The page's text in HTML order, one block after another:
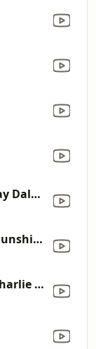
Can't Hold Us (feat. Ray Dalton)
Middle (feat. Bipolar Sunshine)
See You Again (feat. Charlie Puth)